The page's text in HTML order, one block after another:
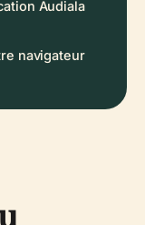
Audiala
navigateur